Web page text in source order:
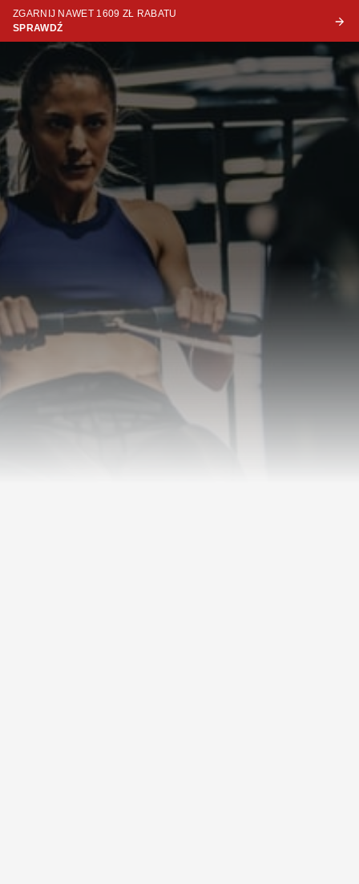
ZGARNIJ NAWET 1609 ZŁ RABATU
SPRAWDŹ